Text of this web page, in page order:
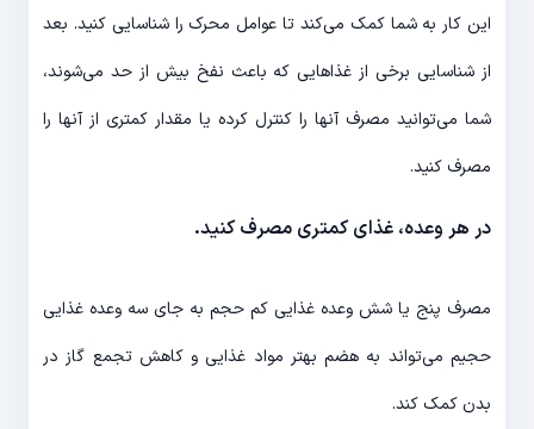
این کار به شما کمک می­‌کند تا عوامل محرک را شناسایی کنید. بعد
از شناسایی برخی از غذاهایی که باعث نفخ بیش از حد می­‌شوند،
شما می‌­توانید مصرف آن­ها را کنترل کرده یا مقدار کمتری از آن­ها را
مصرف کنید.
در هر وعده، غذای کمتری مصرف کنید.
مصرف پنج یا شش وعده غذایی کم حجم به جای سه وعده غذایی
حجیم می‌­تواند به هضم بهتر مواد غذایی و کاهش تجمع گاز در
بدن کمک کند.